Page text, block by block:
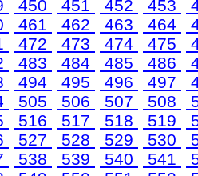
450 451 452 453
461 462 463 464
472 473 474 475
483 484 485 486
494 495 496 497
505 506 507 508
516 517 518 519
527 528 529 530
538 539 540 541